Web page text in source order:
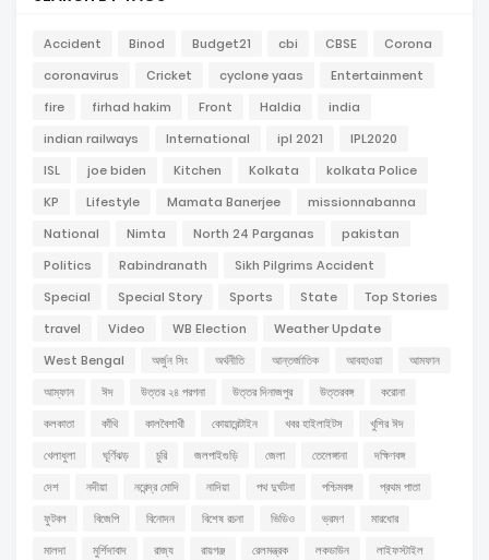
Accident Binod Budget21 cbi CBSE
Corona
coronavirus
Cricket cyclone yaas
Entertainment
fire
firhad hakim Front Haldia
india
indian railways
International ipl 2021
IPL2020
ISL
joe biden Kitchen Kolkata
kolkata Police
KP
Lifestyle Mamata Banerjee
missionnabanna
National
Nimta North 24 Parganas
pakistan
Politics
Rabindranath
Sikh Pilgrims Accident
Special
Special Story Sports State
Top Stories
travel
Video WB Election
Weather Update
West Bengal
অর্জুন সিং অর্থনীতি আন্তর্জাতিক আবহাওয়া
আমফান
আম্ফান
ঈদ উত্তর ২৪ পরগনা উত্তর দিনাজপুর উত্তরবঙ্গ
করোনা
কলকাতা
কাঁথি কালবৈশাখী কোয়ারেন্টাইন খবর হাইলাইটস
খুশির ঈদ
খেলাধুলা
ঘূর্ণিঝড় চুরি জলপাইগুড়ি জেলা তেলেঙ্গানা
দক্ষিণবঙ্গ
দেশ
নদীয়া নরেন্দ্র মোদি নাদিয়া পথ দুর্ঘটনা পশ্চিমবঙ্গ
প্রথম পাতা
ফুটবল
বিজেপি বিনোদন বিশেষ রচনা ভিডিও ভ্রমণ
মারধোর
মালদা
মুর্শিদাবাদ রাজ্য রায়গঞ্জ রেলমন্ত্রক লকডাউন
লাইফস্টাইল